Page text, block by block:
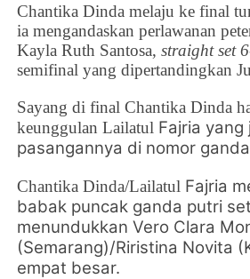
Chantika Dinda melaju ke final
ia mengandaskan perlawanan
Kayla Ruth Santosa,straight set
semifinal yang dipertandingkan
Sayang di finalChantika Dinda
keunggulanLailatul Fajria yang
pasangannya di nomor
Chantika Dinda/Lailatul Fajria
babak puncak ganda putri
menundukkan Vero Clara
(Semarang)/Riristina Novita
empat besar.